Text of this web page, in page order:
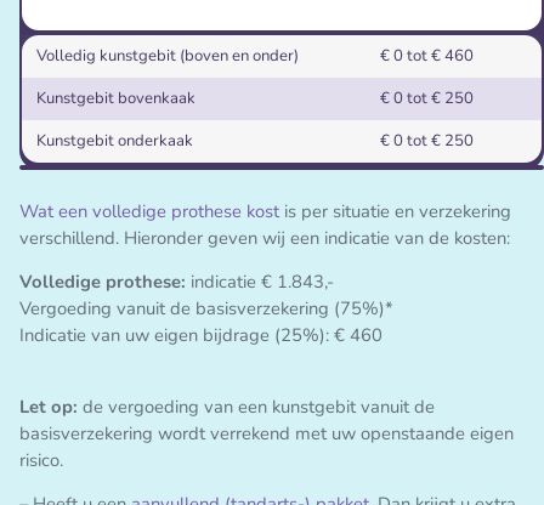
Kunstgebit kosten
Indicatie eigen
bijdrage
Volledig kunstgebit (boven en onder)
€ 0 tot € 460
Kunstgebit bovenkaak
€ 0 tot € 250
Kunstgebit onderkaak
€ 0 tot € 250
Wat een volledige prothese kostis per situatie en verzekering
verschillend. Hieronder geven wij een indicatie van de kosten:
Volledige prothese: indicatie € 1.843,-
Vergoeding vanuit de basisverzekering (75%)*
Indicatie van uw eigen bijdrage (25%): € 460
Let op: de vergoeding van een kunstgebit vanuit de
basisverzekering wordt verrekend met uw openstaande eigen
risico.